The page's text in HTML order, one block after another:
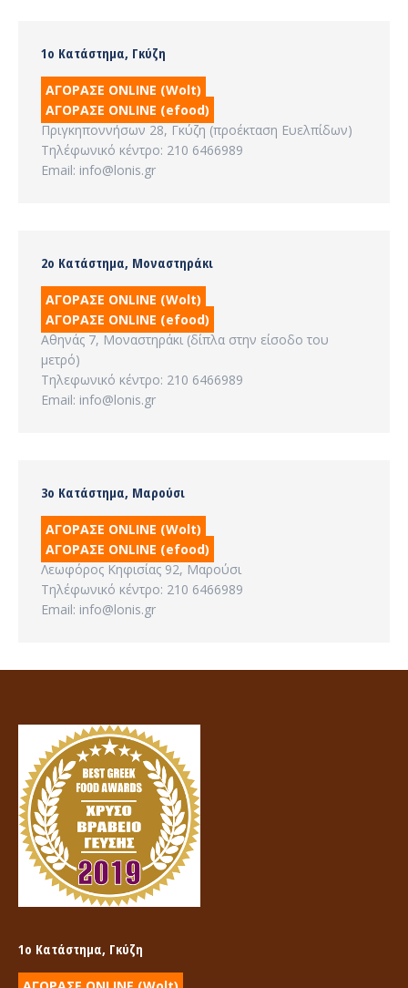
1ο Κατάστημα, Γκύζη
ΑΓΟΡΑΣΕ ONLINE (Wolt)
ΑΓΟΡΑΣΕ ONLINE (efood)
Πριγκηποννήσων 28, Γκύζη (προέκταση Ευελπίδων)
Τηλέφωνικό κέντρο: 210 6466989
Email: info@lonis.gr
2ο Κατάστημα, Μοναστηράκι
ΑΓΟΡΑΣΕ ONLINE (Wolt)
ΑΓΟΡΑΣΕ ONLINE (efood)
Αθηνάς 7, Μοναστηράκι (δίπλα στην είσοδο του
μετρό)
Τηλεφωνικό κέντρο: 210 6466989
Email: info@lonis.gr
3ο Κατάστημα, Μαρούσι
ΑΓΟΡΑΣΕ ONLINE (Wolt)
ΑΓΟΡΑΣΕ ONLINE (efood)
Λεωφόρος Κηφισίας 92, Μαρούσι
Τηλέφωνικό κέντρο: 210 6466989
Email: info@lonis.gr
1ο Κατάστημα, Γκύζη